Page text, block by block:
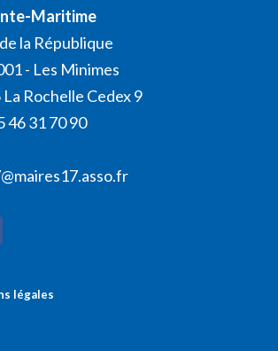
Maritime
la République
- Les Minimes
Rochelle Cedex 9
46 31 70 90
légales